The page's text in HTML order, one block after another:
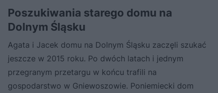
Poszukiwania starego domu na
Dolnym Śląsku
Agata i Jacek domu na Dolnym Śląsku zaczęli szukać
jeszcze w 2015 roku. Po dwóch latach i jednym
przegranym przetargu w końcu trafili na
gospodarstwo w Gniewoszowie. Poniemiecki dom